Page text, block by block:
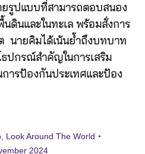
ยรูปแบบที่สามารถตอบสนอง
ดินและในทะเล พร้อมสั่งการ
นายคิมได้เน้นย้ำถึงบทบาท
ปกรณ์สำคัญในการเสริม
ารป้องกันประเทศและป้อง
, Look Around The World
2024